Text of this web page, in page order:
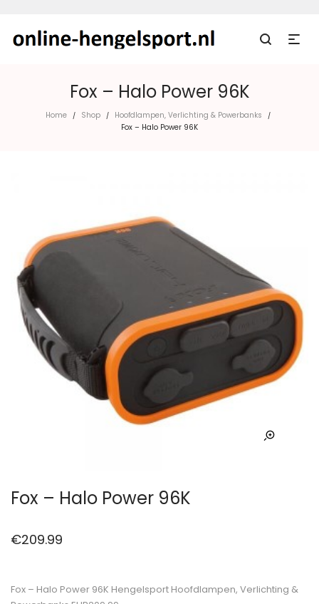
Fox – Halo Power 96K
Home / Shop / Hoofdlampen, Verlichting & Powerbanks /
Fox – Halo Power 96K
Fox – Halo Power 96K
€209.99
Fox – Halo Power 96K Hengelsport Hoofdlampen, Verlichting &